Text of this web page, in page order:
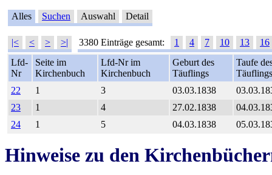
Alles Suchen Auswahl Detail
|< < > >| 3380 Einträge gesamt: 1 4 7 10 13
16
Lfd-
Nr
Seite im
Kirchenbuch
Lfd-Nr im
Kirchenbuch
Geburt des
Täuflings
Taufe
Täuflings
22
1 3 03.03.1838
23
1 4 27.02.1838
24
1 5 04.03.1838
Hinweise zu den